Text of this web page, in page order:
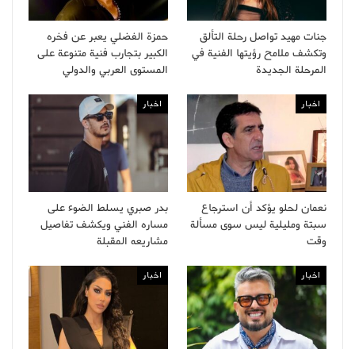
جنات مهيد تواصل رحلة التألق
وتكشف ملامح رؤيتها الفنية في
المرحلة الجديدة
حمزة الفضلي يعبر عن فخره
الكبير بتجارب فنية متنوعة على
المستوى العربي والدولي
اخبار
نعمان لحلو يؤكد أن استرجاع
سبتة ومليلية ليس سوى مسألة
وقت
اخبار
بدر صبري يسلط الضوء على
مساره الفني ويكشف تفاصيل
مشاريعه المقبلة
اخبار اخبار